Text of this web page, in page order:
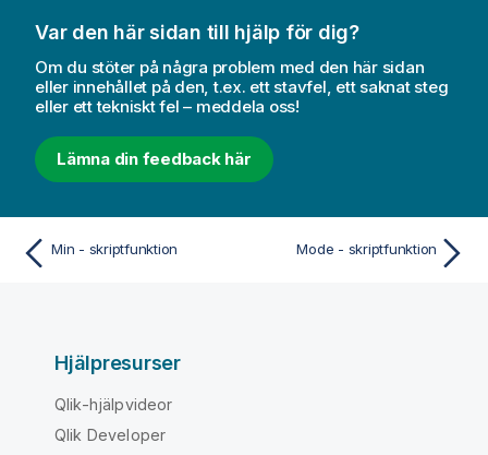
Var den här sidan till hjälp för dig?
Om du stöter på några problem med den här sidan
eller innehållet på den, t.ex. ett stavfel, ett saknat steg
eller ett tekniskt fel – meddela oss!
Lämna din feedback här
Min - skriptfunktion Mode - skriptfunktion
Hjälpresurser
Qlik-hjälpvideor
Qlik Developer